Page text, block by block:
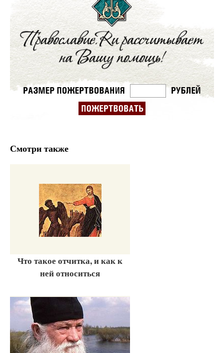
Смотри также
Что такое отчитка, и как к
ней относиться